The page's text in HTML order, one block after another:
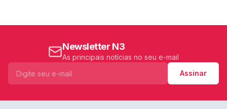
Newsletter N3
As principais notícias no seu e-mail
Assinar